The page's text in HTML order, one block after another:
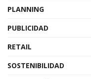
PLANNING
PUBLICIDAD
RETAIL
SOSTENIBILIDAD